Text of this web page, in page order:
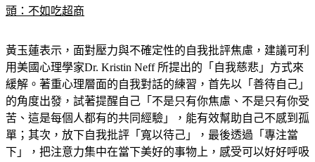
頭：不如吃超商
黃玉蓮表示，面對壓力與不確定性的自我批評焦慮，建議可利
用美國心理學家Dr. Kristin Neff 所提出的「自我慈悲」方式來
緩解。著重心理層面的自我對話的練習，首先以「善待自己」
的角度出發，試著提醒自己「不是只有你焦慮、不是只有你受
苦、這是每個人都有的共同經驗」，能有效幫助自己不感到孤
單；其次，放下自我批評「寬以待己」，最後透過「專注當
下」，把注意力集中在當下美好的事物上，感受可以好好呼吸